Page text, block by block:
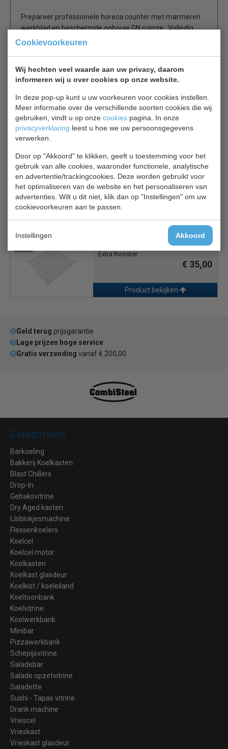
Cookievoorkeuren
Wij hechten veel waarde aan uw privacy, daarom
informeren wij u over cookies op onze website.
In deze pop-up kunt u uw voorkeuren voor cookies instellen.
Meer informatie over de verschillende soorten cookies die wij
gebruiken, vindt u op onze cookies pagina. In onze
privacyverklaring leest u hoe we uw persoonsgegevens
verwerken.
Door op "Akkoord" te klikken, geeft u toestemming voor het
gebruik van alle cookies, waaronder functionele, analytische
en advertentie/trackingcookies. Deze worden gebruikt voor
het optimaliseren van de website en het personaliseren van
advertenties. Wilt u dit niet, klik dan op "Instellingen" om uw
cookievoorkeuren aan te passen.
Instellingen Akkoord
Prepareer professionele horeca counter met marmeren
werkblad en beschermde opbouw GN ruimte. Volledig
automatische controller met digitaal display en
+8C.
Inclusief 1 verstelbaar rooster per deur
Automatische ontdooiing
5x 1/6 GN (optie)
2 jaar garantie.
Extra Rooster
€ 35,00
Product bekijken
Geld terug prijsgarantie
Lage prijzen hoge service
Gratis verzending vanaf € 200,00
Categorieën
Barkoeling
Bakkerij Koelkasten
Blast Chillers
Drop-In
Gebaksvitrine
Dry Aged kasten
IJsblokjesmachine
Flessenkoelers
Koelcel
Koelcel motor
Koelkasten
Koelkast glasdeur
Koelkist / koeleiland
Koeltoonbank
Koelvitrine
Koelwerkbank
Minibar
Pizzawerkbank
Schepijsvitrine
Saladebar
Salade opzetvitrine
Saladette
Sushi - Tapas vitrine
Drank machine
Vriescel
Vrieskast
Vrieskast glasdeur